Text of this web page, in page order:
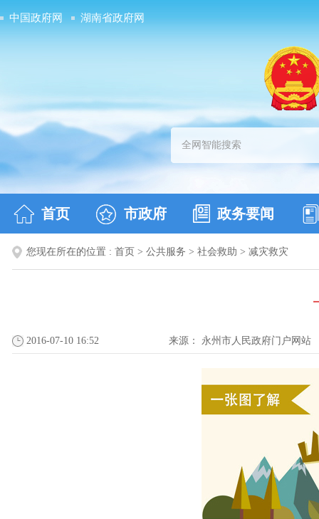
中国政府网 湖南省政府网
首页 市政府 政务要闻
您现在所在的位置 : 首页 > 公共服务 > 社会救助 > 减灾救灾
2016-07-10 16:52 来源： 永州市人民政府门户网站